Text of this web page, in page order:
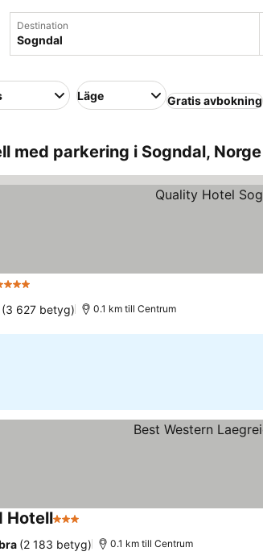
Destination
Läge Gratis avbokning
med parkering i Sogndal, Norge
Stjärnor
(3 627 betyg) 0.1 km till Centrum
Hotell3 Stjärnor
(2 183 betyg) 0.1 km till Centrum